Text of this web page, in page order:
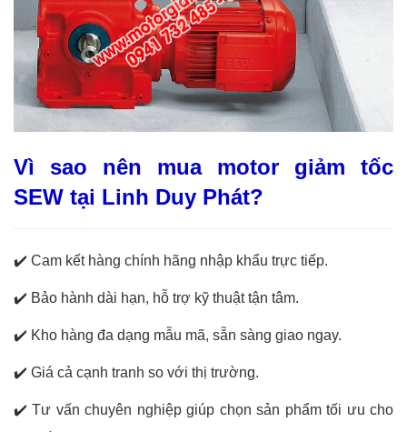
Vì sao nên mua motor giảm tốc
SEW tại Linh Duy Phát?
✔️ Cam kết hàng chính hãng nhập khẩu trực tiếp.
✔️ Bảo hành dài hạn, hỗ trợ kỹ thuật tận tâm.
✔️ Kho hàng đa dạng mẫu mã, sẵn sàng giao ngay.
✔️ Giá cả cạnh tranh so với thị trường.
✔️Tư vấn chuyên nghiệp giúp chọn sản phẩm tối ưu cho